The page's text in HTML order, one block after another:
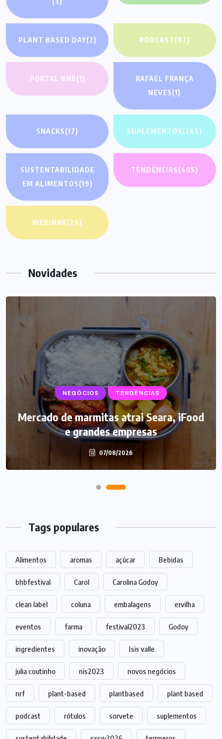
PLANT BASED DAY(2) PODCAST(87)
PORTAL BHB(1)
RAFAEL FRANÇA
NEVES(1)
SNACKS(17) SUPLEMENTOS(265)
SUSTENTABILIDADE
EM ALIMENTOS(19)
TENDÊNCIAS(405)
WEBINAR(26)
Novidades
NEGÓCIOS TENDÊNCIAS
Mercado de marmitas atrai Seara, iFood
e grandes empresas
07/08/2026
SUPLEMENTOS
Caffeine Army lança campanha para o
Dia dos Pais
07/08/2026
Tags populares
Alimentos aromas açúcar Bebidas
bhbfestival Carol Carolina Godoy
clean label coluna embalagens ervilha
eventos farma festival2023 Godoy
ingredientes inovação Isis valle
julia coutinho nis2023 novos negócios
nrf plant-based plantbased plant based
podcast rótulos sorvete suplementos